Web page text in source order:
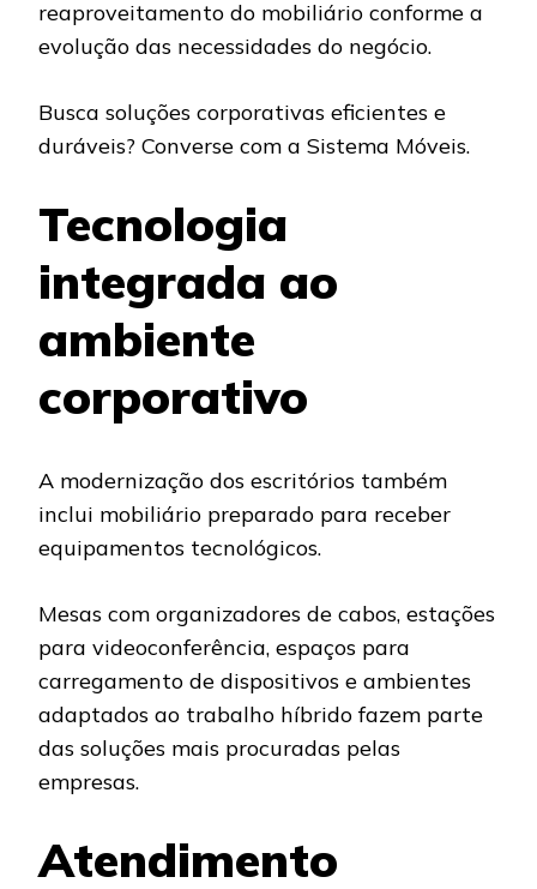
reaproveitamento do mobiliário conforme a
evolução das necessidades do negócio.
Busca soluções corporativas eficientes e
duráveis? Converse com a Sistema Móveis.
Tecnologia
integrada ao
ambiente
corporativo
A modernização dos escritórios também
inclui mobiliário preparado para receber
equipamentos tecnológicos.
Mesas com organizadores de cabos, estações
para videoconferência, espaços para
carregamento de dispositivos e ambientes
adaptados ao trabalho híbrido fazem parte
das soluções mais procuradas pelas
empresas.
Atendimento